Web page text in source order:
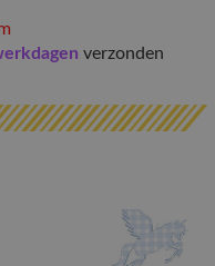
verzonden